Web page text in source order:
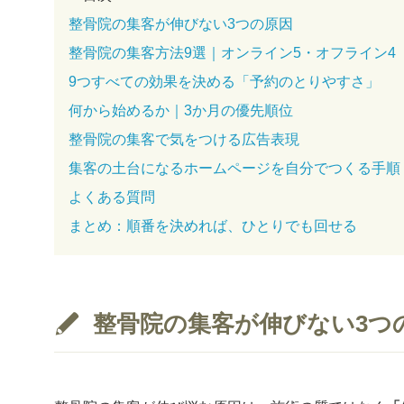
整骨院の集客が伸びない3つの原因
整骨院の集客方法9選｜オンライン5・オフライン4
9つすべての効果を決める「予約のとりやすさ」
何から始めるか｜3か月の優先順位
整骨院の集客で気をつける広告表現
集客の土台になるホームページを自分でつくる手順
よくある質問
まとめ：順番を決めれば、ひとりでも回せる
整骨院の集客が伸びない3つ